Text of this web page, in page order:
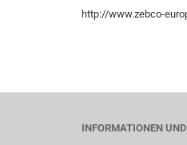
http://www.zebco-
INFORMATIONEN